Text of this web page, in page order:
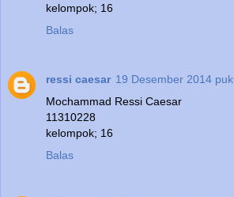
kelompok; 16
Balas
ressi caesar 19 Desember 2014
Mochammad Ressi Caesar
11310228
kelompok; 16
Balas